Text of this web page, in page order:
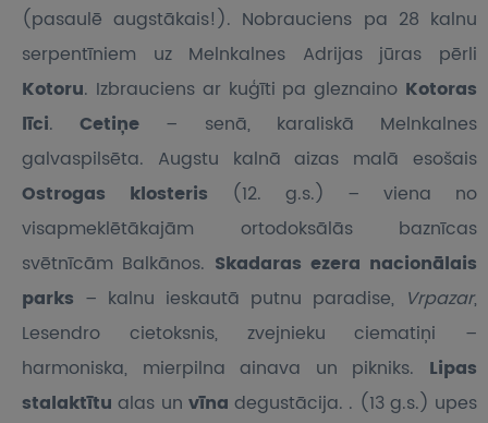
(pasaulē augstākais!). Nobrauciens pa 28 kalnu
serpentīniem uz Melnkalnes Adrijas jūras pērli
Kotoru. Izbrauciens ar kuģīti pa gleznaino Kotoras
līci.Cetiņe – senā, karaliskā Melnkalnes
galvaspilsēta. Augstu kalnā aizas malā esošais
Ostrogas klosteris (12. g.s.) – viena no
visapmeklētākajām ortodoksālās baznīcas
svētnīcām Balkānos. Skadaras ezera nacionālais
parks – kalnu ieskautā putnu paradise, Vrpazar,
Lesendro cietoksnis, zvejnieku ciematiņi –
harmoniska, mierpilna ainava un pikniks. Lipas
stalaktītu alas un vīna degustācija. . (13 g.s.) upes